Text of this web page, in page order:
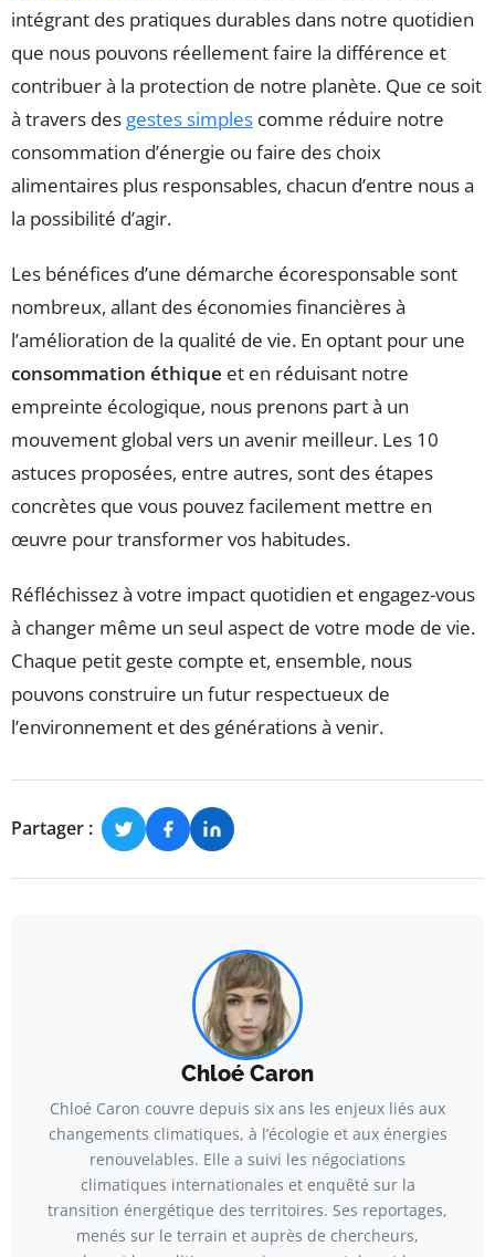
intégrant des pratiques durables dans notre quotidien
que nous pouvons réellement faire la différence et
contribuer à la protection de notre planète. Que ce soit
à travers des gestes simples comme réduire notre
consommation d’énergie ou faire des choix
alimentaires plus responsables, chacun d’entre nous a
la possibilité d’agir.
Les bénéfices d’une démarche écoresponsable sont
nombreux, allant des économies financières à
l’amélioration de la qualité de vie. En optant pour une
consommation éthique et en réduisant notre
empreinte écologique, nous prenons part à un
mouvement global vers un avenir meilleur. Les 10
astuces proposées, entre autres, sont des étapes
concrètes que vous pouvez facilement mettre en
œuvre pour transformer vos habitudes.
Réfléchissez à votre impact quotidien et engagez-vous
à changer même un seul aspect de votre mode de vie.
Chaque petit geste compte et, ensemble, nous
pouvons construire un futur respectueux de
l’environnement et des générations à venir.
Partager :
Chloé Caron
Chloé Caron couvre depuis six ans les enjeux liés aux
changements climatiques, à l’écologie et aux énergies
renouvelables. Elle a suivi les négociations
climatiques internationales et enquêté sur la
transition énergétique des territoires. Ses reportages,
menés sur le terrain et auprès de chercheurs,